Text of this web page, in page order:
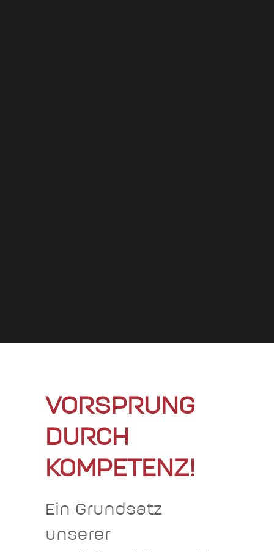
VORSPRUNG
DURCH
KOMPETENZ!
Ein Grundsatz
unserer